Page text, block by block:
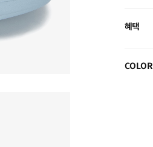
혜택
COLOR